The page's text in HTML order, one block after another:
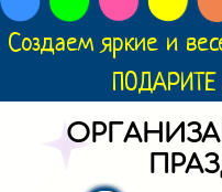
Создаем яркие и